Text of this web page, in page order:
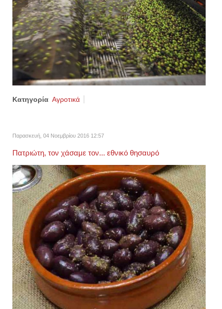
Κατηγορία Αγροτικά
Παρασκευή, 04 Νοεμβρίου 2016 12:57
Πατριώτη, τον χάσαμε τον... εθνικό θησαυρό